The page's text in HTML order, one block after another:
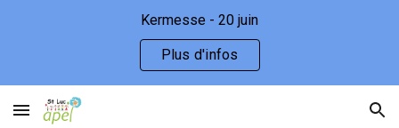
Kermesse - 20 juin
Plus d'infos